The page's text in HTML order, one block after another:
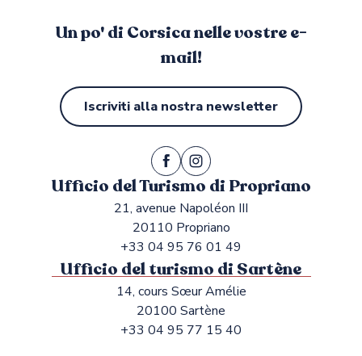
Un po' di Corsica nelle vostre e-
mail!
Iscriviti alla nostra newsletter
Ufficio del Turismo di Propriano
21, avenue Napoléon III
20110 Propriano
+33 04 95 76 01 49
Ufficio del turismo di Sartène
14, cours Sœur Amélie
20100 Sartène
+33 04 95 77 15 40